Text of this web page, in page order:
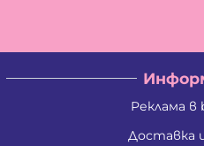
Реклама в
Доставка